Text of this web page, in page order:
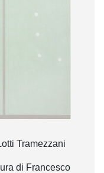
Tramezzani
di Francesco